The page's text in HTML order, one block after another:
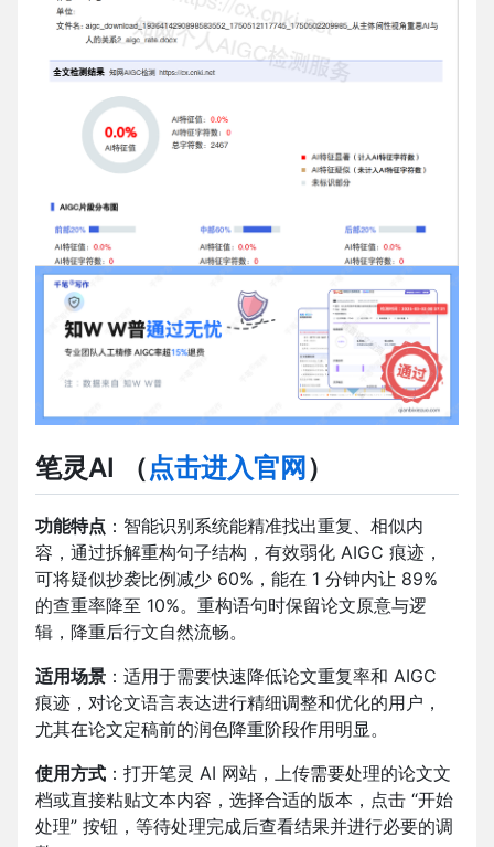
笔灵AI （点击进入官网 ）
功能特点 ：智能识别系统能精准找出重复、相似内
容，通过拆解重构句子结构，有效弱化 AIGC 痕迹，
可将疑似抄袭比例减少 60%，能在 1 分钟内让 89%
的查重率降至 10%。重构语句时保留论文原意与逻
辑，降重后行文自然流畅。
适用场景 ：适用于需要快速降低论文重复率和 AIGC
痕迹，对论文语言表达进行精细调整和优化的用户，
尤其在论文定稿前的润色降重阶段作用明显。
使用方式 ：打开笔灵 AI 网站，上传需要处理的论文文
档或直接粘贴文本内容，选择合适的版本，点击 “开始
处理” 按钮，等待处理完成后查看结果并进行必要的调